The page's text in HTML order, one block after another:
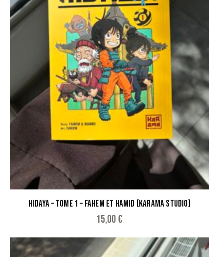
HIDAYA – TOME 1 – FAHEM ET HAMID (KARAMA STUDIO)
15,00€